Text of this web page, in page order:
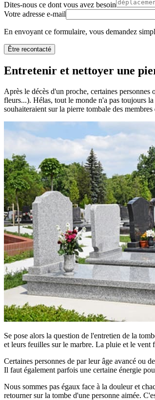
Dites-nous ce dont vous avez besoin
Votre adresse e-mail
En envoyant ce formulaire, vous demandez
Être recontacté
Entretenir et nettoyer une
Après le décès d'un proche, certaines
fleurs...). Hélas, tout le monde n'a pas toujours
souhaiteraient sur la pierre tombale des
Se pose alors la question de l'entretien de la
et leurs feuilles sur le marbre. La pluie et le vent
Certaines personnes de par leur âge avancé ou
Il faut également parfois une certaine énergie
Nous sommes pas égaux face à la douleur et
retourner sur la tombe d'une personne aimée.